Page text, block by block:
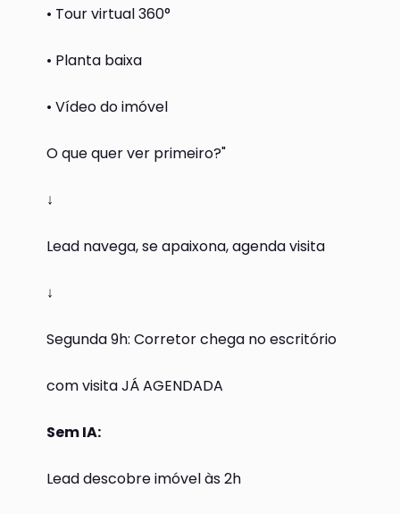
• Tour virtual 360°
• Planta baixa
• Vídeo do imóvel
O que quer ver primeiro?"
↓
Lead navega, se apaixona, agenda visita
↓
Segunda 9h: Corretor chega no escritório
com visita JÁ AGENDADA
Sem IA:
Lead descobre imóvel às 2h